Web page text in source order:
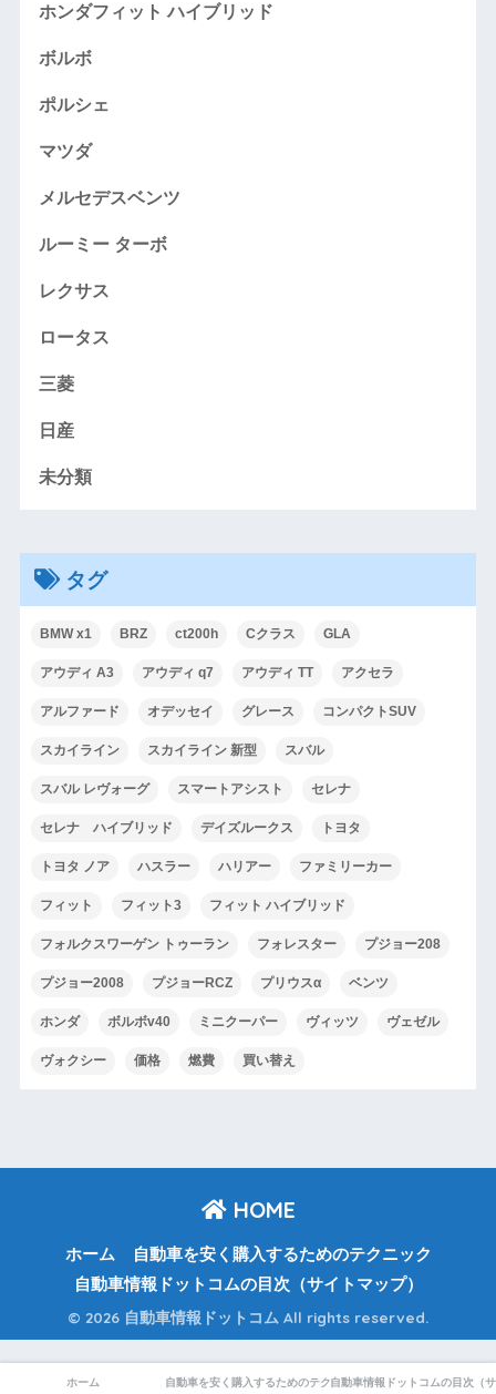
ホンダフィット ハイブリッド
ボルボ
ポルシェ
マツダ
メルセデスベンツ
ルーミー ターボ
レクサス
ロータス
三菱
日産
未分類
タグ
BMW x1 BRZ ct200h Cクラス GLA
アウディ A3 アウディ q7 アウディ TT アクセラ
アルファード オデッセイ グレース コンパクトSUV
スカイライン スカイライン 新型 スバル
スバル レヴォーグ スマートアシスト セレナ
セレナ ハイブリッド デイズルークス トヨタ
トヨタ ノア ハスラー ハリアー ファミリーカー
フィット フィット3 フィット ハイブリッド
フォルクスワーゲン トゥーラン フォレスター プジョー208
プジョー2008 プジョーRCZ プリウスα ベンツ
ホンダ ボルボv40 ミニクーパー ヴィッツ ヴェゼル
ヴォクシー 価格 燃費 買い替え
HOME
ホーム
自動車を安く購入するためのテクニック
自動車情報ドットコムの目次（サイトマップ）
© 2026 自動車情報ドットコム All rights reserved.
ホーム 自動車を安く購入するためのテクニック自動車情報ドットコムの目次（